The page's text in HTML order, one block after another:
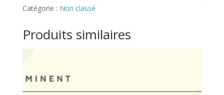
APERITIF
Ticket
Catégorie : Non classé
Produits similaires